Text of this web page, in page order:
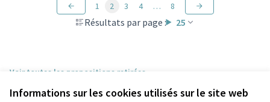
Informations sur les cookies utilisés sur le site web
Résultats par page : 25
1 2 3 4 … 8
Voir toutes les propositions retirées